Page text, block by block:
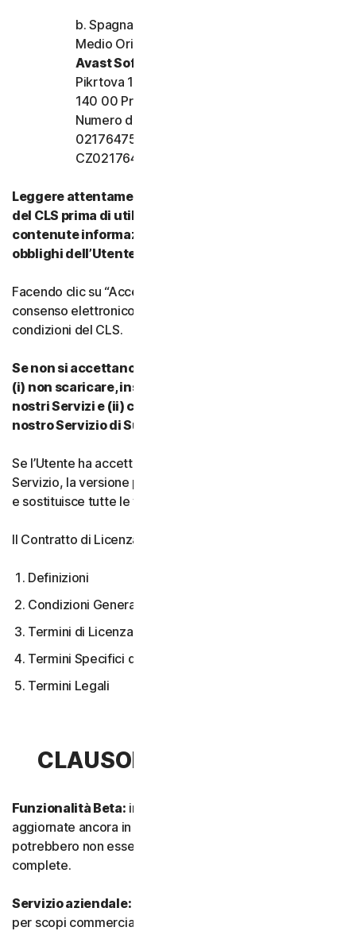
b. Spagna, Francia, Italia e resto d’Europa,
Medio Oriente e Africa
Avast Software s.r.o.
Pikrtova 1737/1a, Nusle,
140 00 Praga 4, Repubblica Ceca
Numero di registrazione dell’azienda:
02176475 e numero di partita IVA:
CZ02176475
Leggere attentamente tutti i termini e le condizioni
del CLS prima di utilizzare i nostri Servizi. Vi sono
contenute informazioni importanti su diritti e
obblighi dell’Utente.
Facendo clic su “Accetto” o indicando in altro modo il
consenso elettronico, si accettano i termini e le
condizioni del CLS.
Se non si accettano i termini e le condizioni del CLS:
(i) non scaricare, installare, accedere a o utilizzare i
nostri Servizi e (ii) contattare il proprio Provider o il
nostro Servizio di Supporto Clienti.
Se l’Utente ha accettato più versioni del CLS per un
Servizio, la versione più recente accettata è quella valida
e sostituisce tutte le versioni precedenti.
Il Contratto di Licenza e Servizi copre:
Definizioni
Condizioni Generali del Servizio
Termini di Licenza Software
Termini Specifici di alcuni Servizi
Termini Legali
CLAUSOLA 1 - DEFINIZIONI
Funzionalità Beta: indica funzionalità nuove e/o
aggiornate ancora in modalità test. Tali funzionalità
potrebbero non essere ancora completamente attive o
complete.
Servizio aziendale:
per scopi commerciali e destinato all’utilizzo interno in